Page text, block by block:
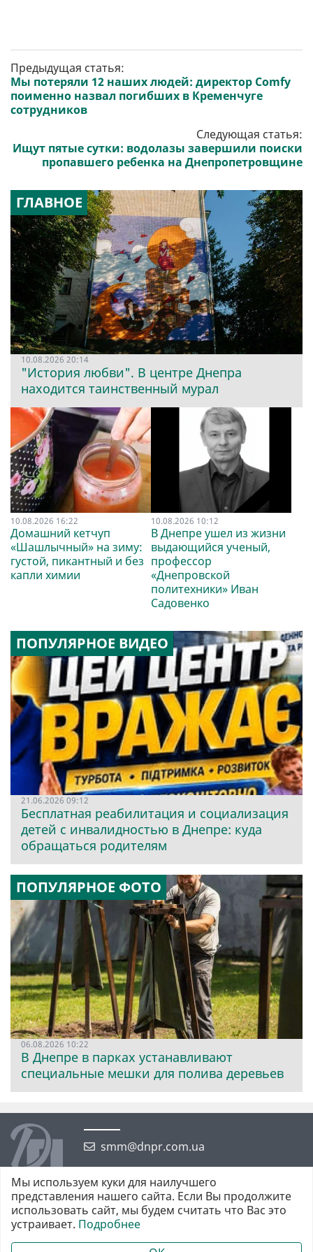
Предыдущая статья:
Мы потеряли 12 наших людей: директор Comfy
поименно назвал погибших в Кременчуге
сотрудников
Следующая статья:
Ищут пятые сутки: водолазы завершили поиски
пропавшего ребенка на Днепропетровщине
ГЛАВНОЕ
10.08.2026 20:14
"История любви". В центре Днепра
находится таинственный мурал
10.08.2026 16:22
Домашний кетчуп
«Шашлычный» на зиму:
густой, пикантный и без
капли химии
10.08.2026 10:12
В Днепре ушел из жизни
выдающийся ученый,
профессор
«Днепровской
политехники» Иван
Садовенко
ПОПУЛЯРНОЕ ВИДЕО
21.06.2026 09:12
Бесплатная реабилитация и социализация
детей с инвалидностью в Днепре: куда
обращаться родителям
ПОПУЛЯРНОЕ ФОТО
06.08.2026 10:22
В Днепре в парках устанавливают
специальные мешки для полива деревьев
smm@dnpr.com.ua
©2026 https://dnpr.com.ua Дніпровська порадниця
Всі права захищені. При повному або частковому використанні
Мы используем куки для наилучшего
представления нашего сайта. Если Вы продолжите
использовать сайт, мы будем считать что Вас это
устраивает. Подробнее